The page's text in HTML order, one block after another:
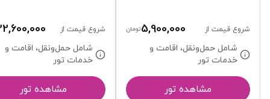
شروع قیمت از 5,900,000تومان
شامل حمل‌ونقل، اقامت و
خدمات تور
مشاهده تور
شروع قیمت از
شامل حمل‌ونقل، اقامت و
خدمات تور
مشاهده تور